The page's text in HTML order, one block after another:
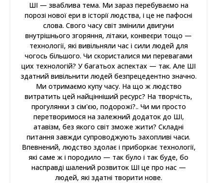
ШІ — зваблива тема. Ми зараз перебуваємо на
порозі нової ери в історії людства, і це не пафосні
слова. Свого часу світ змінили двигуни
внутрішнього згоряння, літаки, конвеєри тощо —
технології, які вивільняли час і сили людей для
чогось більшого. Чи скористалися ми перевагами
цих технологій? У багатьох аспектах — так. Але ШІ
здатний вивільнити людей безпрецедентно значно.
Ми отримаємо купу часу. На що ж людство
витратить цей найцінніший ресурс? На творчість,
прогулянки з сім'єю, подорожі?.. Чи ми просто
перетворимося на залежний додаток до ШІ,
атавізм, без якого світ зможе жити? Складні
питання завжди супроводжують захопливі часи.
Впевнений, людство здолає і приборкає технології,
які саме ж і породило — так було і так буде, бо
насправді шалений розвиток ШІ це про нас —
людей, які здатні творити нове.